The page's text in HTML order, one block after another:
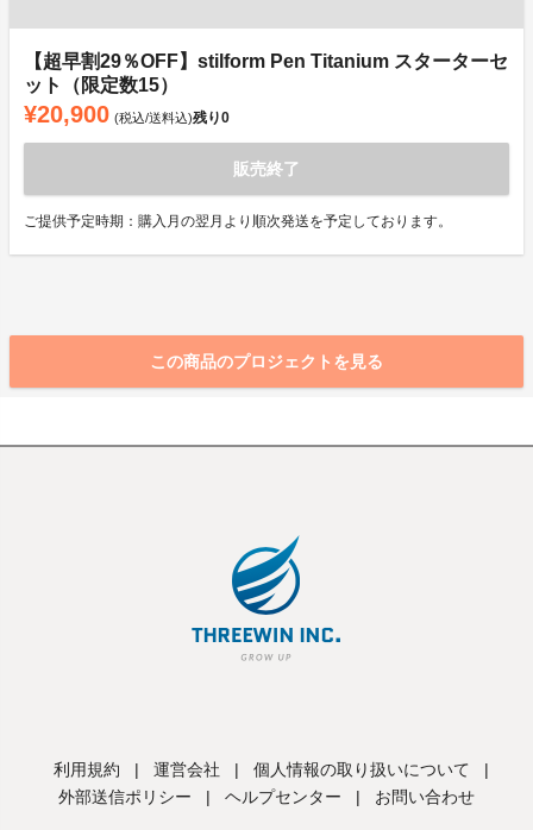
【超早割29％OFF】stilform Pen Titanium スターターセ
ット（限定数15）
¥20,900 (税込/送料込)残り0
販売終了
ご提供予定時期：購入月の翌月より順次発送を予定しております。
この商品のプロジェクトを見る
利用規約 | 運営会社 | 個人情報の取り扱いについて
|
外部送信ポリシー
| ヘルプセンター | お問い合わせ